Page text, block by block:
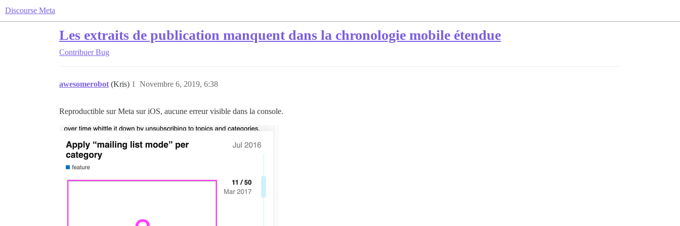
Discourse Meta
Les extraits de publication manquent dans la chronologie mobile étendue
Contribuer Bug
awesomerobot (Kris) Novembre 6, 2019, 6:38
1
Reproductible sur Meta sur iOS, aucune erreur visible dans la console.